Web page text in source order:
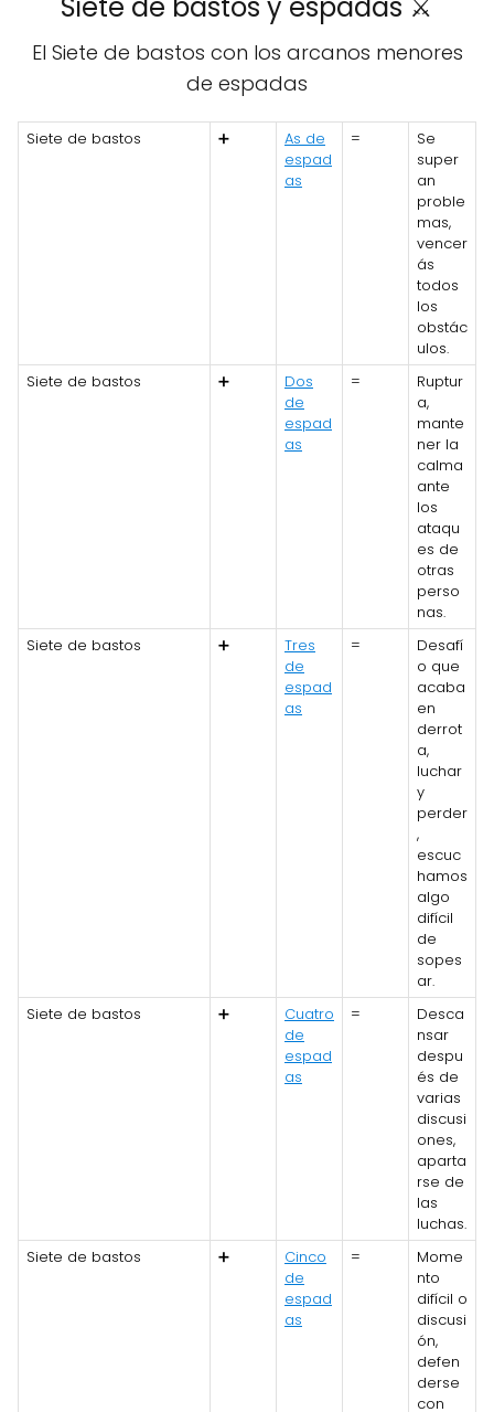
El Siete de bastos con los arcanos menores
de espadas
Siete de bastos ➕
As de
espad
as
=
Se
super
an
proble
mas,
vencer
ás
todos
los
obstác
ulos.
Siete de bastos
➕
Dos
de
espad
as
=
Ruptur
a,
mante
ner la
calma
ante
los
ataqu
es de
otras
perso
nas.
Siete de bastos
➕
Tres
de
espad
as
=
Desafí
o que
acaba
en
derrot
a,
luchar
y
perder
,
escuc
hamos
algo
difícil
de
sopes
ar.
Siete de bastos
➕
Cuatro
de
espad
as
=
Desca
nsar
despu
és de
varias
discusi
ones,
aparta
rse de
las
luchas.
Siete de bastos
➕
Cinco
de
espad
as
=
Mome
nto
difícil o
discusi
ón,
defen
derse
con